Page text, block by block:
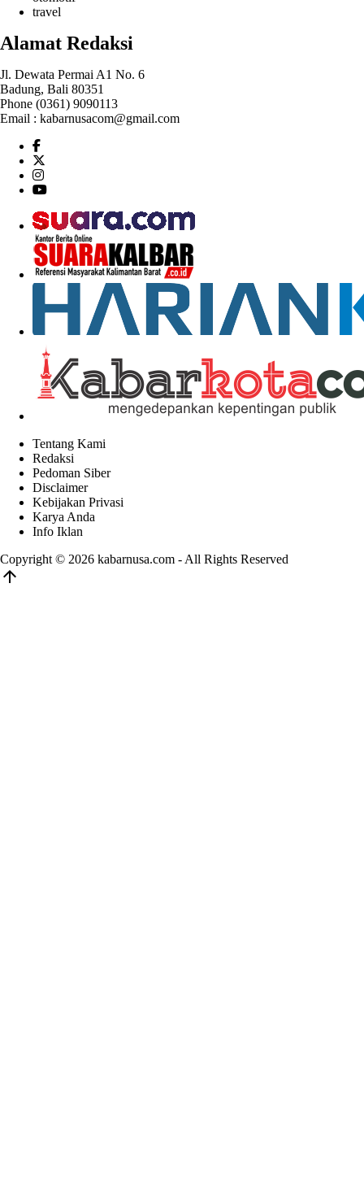
travel
Alamat Redaksi
Jl. Dewata Permai A1 No. 6
Badung, Bali 80351
Phone (0361) 9090113
Email : kabarnusacom@gmail.com
Tentang Kami
Redaksi
Pedoman Siber
Disclaimer
Kebijakan Privasi
Karya Anda
Info Iklan
Copyright © 2026 kabarnusa.com - All Rights Reserved
arrow_upward